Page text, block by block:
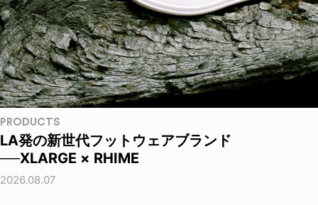
PRODUCTS
LA発の新世代フットウェアブランド
──XLARGE × RHIME
2026.08.07